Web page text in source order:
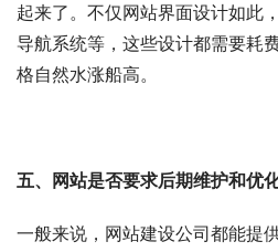
起来了。不仅网站界面设计如此
导航系统等，这些设计都需要耗
格自然水涨船高。
五、网站是否要求后期维护和优
一般来说，网站建设公司都能提